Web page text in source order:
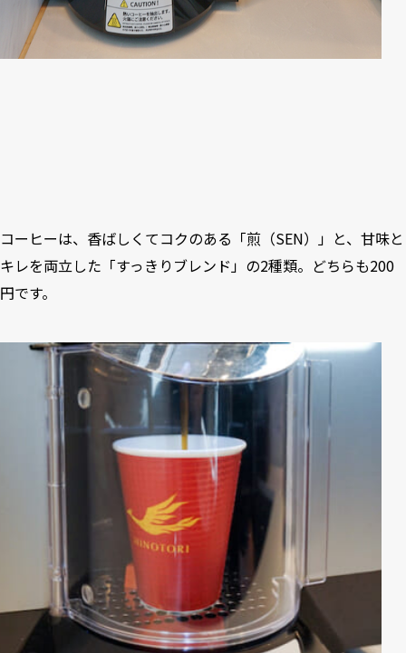
コーヒーは、香ばしくてコクのある「煎（SEN）」と、甘味と
キレを両立した「すっきりブレンド」の2種類。どちらも200
円です。